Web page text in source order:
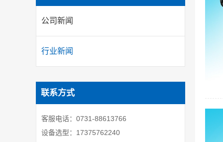
公司新闻
行业新闻
联系方式
客服电话：0731-88613766
设备选型：17375762240